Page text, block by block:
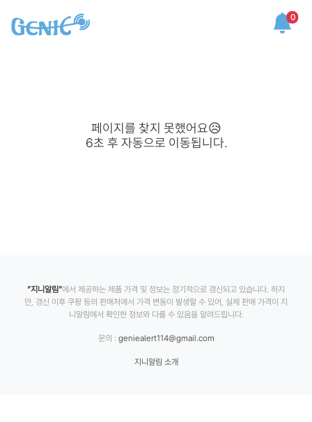
0
페이지를 찾지 못했어요😥
6초 후 자동으로 이동됩니다.
”지니알림”에서 제공하는 제품 가격 및 정보는 정기적으로 갱신되고 있습니다. 하지
만, 갱신 이후 쿠팡 등의 판매처에서 가격 변동이 발생할 수 있어, 실제 판매 가격이 지
니알림에서 확인한 정보와 다를 수 있음을 알려드립니다.
문의 : geniealert114@gmail.com
지니알림 소개